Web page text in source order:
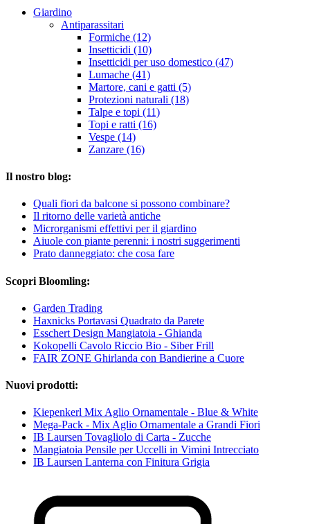
Giardino
Antiparassitari
Formiche (12)
Insetticidi (10)
Insetticidi per uso domestico (47)
Lumache (41)
Martore, cani e gatti (5)
Protezioni naturali (18)
Talpe e topi (11)
Topi e ratti (16)
Vespe (14)
Zanzare (16)
Il nostro blog:
Quali fiori da balcone si possono combinare?
Il ritorno delle varietà antiche
Microrganismi effettivi per il giardino
Aiuole con piante perenni: i nostri suggerimenti
Prato danneggiato: che cosa fare
Scopri Bloomling:
Garden Trading
Haxnicks Portavasi Quadrato da Parete
Esschert Design Mangiatoia - Ghianda
Kokopelli Cavolo Riccio Bio - Siber Frill
FAIR ZONE Ghirlanda con Bandierine a Cuore
Nuovi prodotti:
Kiepenkerl Mix Aglio Ornamentale - Blue & White
Mega-Pack - Mix Aglio Ornamentale a Grandi Fiori
IB Laursen Tovagliolo di Carta - Zucche
Mangiatoia Pensile per Uccelli in Vimini Intrecciato
IB Laursen Lanterna con Finitura Grigia